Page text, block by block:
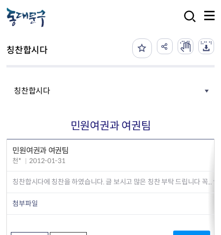
칭찬합시다
칭찬합시다
민원여권과 여권팀
민원여권과 여권팀
천* 2012-01-31
칭찬합시다에 칭찬을 하였습니다. 글 보시고 많은 칭찬 부탁 드립니다 꼭... ^^
첨부파일